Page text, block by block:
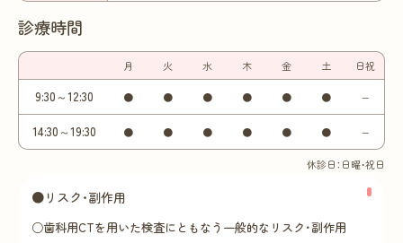
診療時間
月 火 水 木 金 土 日祝
9:30～12:30 ● ● ● ● ● ● −
14:30～19:30 ● ● ● ● ● ● −
休診日：日曜・祝日
●リスク・副作用
○歯科用CTを用いた検査にともなう一般的なリスク・副作用